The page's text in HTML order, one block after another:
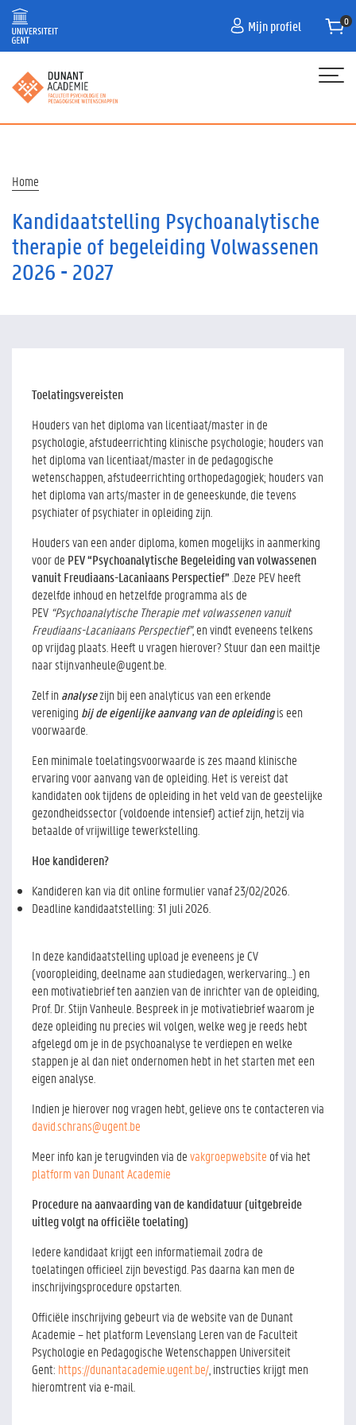
Overslaan
naar
inhoud
gaan
Mijn profiel
PROGRAMMA
CONTACT
AANMELDEN VOOR OPLEIDINGEN IN 26-27
Kruimelpad
Home
Kandidaatstelling Psychoanalytische
therapie of begeleiding Volwassenen
2026 - 2027
Toelatingsvereisten
Houders van het diploma van licentiaat/master in de
psychologie, afstudeerrichting klinische psychologie; houders van
het diploma van licentiaat/master in de pedagogische
wetenschappen, afstudeerrichting orthopedagogiek; houders van
het diploma van arts/master in de geneeskunde, die tevens
psychiater of psychiater in opleiding zijn.
Houders van een ander diploma, komen mogelijks in aanmerking
voor de PEV “Psychoanalytische Begeleiding van volwassenen
vanuit Freudiaans-Lacaniaans Perspectief” .Deze PEV heeft
dezelfde inhoud en hetzelfde programma als de
PEV “Psychoanalytische Therapie met volwassenen vanuit
Freudiaans-Lacaniaans Perspectief”, en vindt eveneens telkens
op vrijdag plaats. Heeft u vragen hierover? Stuur dan een mailtje
naar stijn.vanheule@ugent.be.
Zelf in analysezijn bij een analyticus van een erkende
vereniging bij de eigenlijke aanvang van de opleidingis een
voorwaarde.
Een minimale toelatingsvoorwaarde is zes maand klinische
ervaring voor aanvang van de opleiding. Het is vereist dat
kandidaten ook tijdens de opleiding in het veld van de geestelijke
gezondheidssector (voldoende intensief) actief zijn, hetzij via
betaalde of vrijwillige tewerkstelling.
Hoe kandideren?
Kandideren kan via dit online formulier vanaf 23/02/2026.
Deadline kandidaatstelling: 31 juli 2026.
In deze kandidaatstelling upload je eveneens je CV
(vooropleiding, deelname aan studiedagen, werkervaring…) en
een motivatiebrief ten aanzien van de inrichter van de opleiding,
Prof. Dr. Stijn Vanheule. Bespreek in je motivatiebrief waarom je
deze opleiding nu precies wil volgen, welke weg je reeds hebt
afgelegd om je in de psychoanalyse te verdiepen en welke
stappen je al dan niet ondernomen hebt in het starten met een
eigen analyse.
Indien je hierover nog vragen hebt, gelieve ons te contacteren via
david.schrans@ugent.be
Meer info kan je terugvinden via devakgroepwebsite of via het
platform van Dunant Academie
Procedure na aanvaarding van de kandidatuur (uitgebreide
uitleg volgt na officiële toelating)
Iedere kandidaat krijgt een informatiemail zodra de
toelatingen officieel zijn bevestigd. Pas daarna kan men de
inschrijvingsprocedure opstarten.
Officiële inschrijving gebeurt via de website van de Dunant
Academie – het platform Levenslang Leren van de Faculteit
Psychologie en Pedagogische Wetenschappen Universiteit
Gent: https://dunantacademie.ugent.be/ , instructies krijgt men
hieromtrent via e-mail.